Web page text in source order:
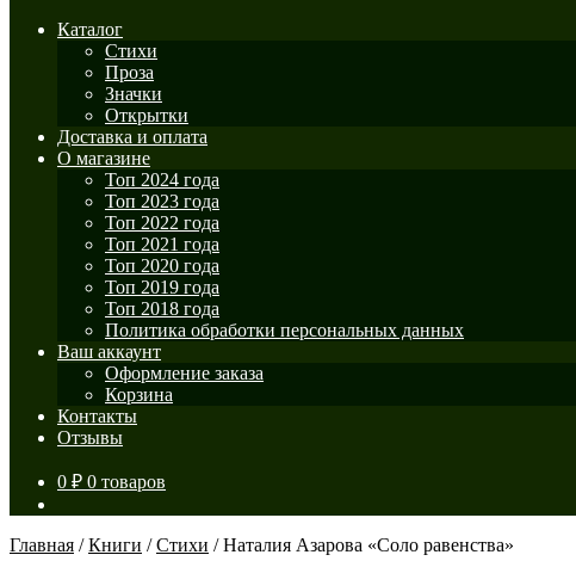
Каталог
Стихи
Проза
Значки
Открытки
Доставка и оплата
О магазине
Топ 2024 года
Топ 2023 года
Топ 2022 года
Топ 2021 года
Топ 2020 года
Топ 2019 года
Топ 2018 года
Политика обработки персональных данных
Ваш аккаунт
Оформление заказа
Корзина
Контакты
Отзывы
0 ₽ 0 товаров
Главная /Книги /Стихи /Наталия Азарова «Соло равенства»